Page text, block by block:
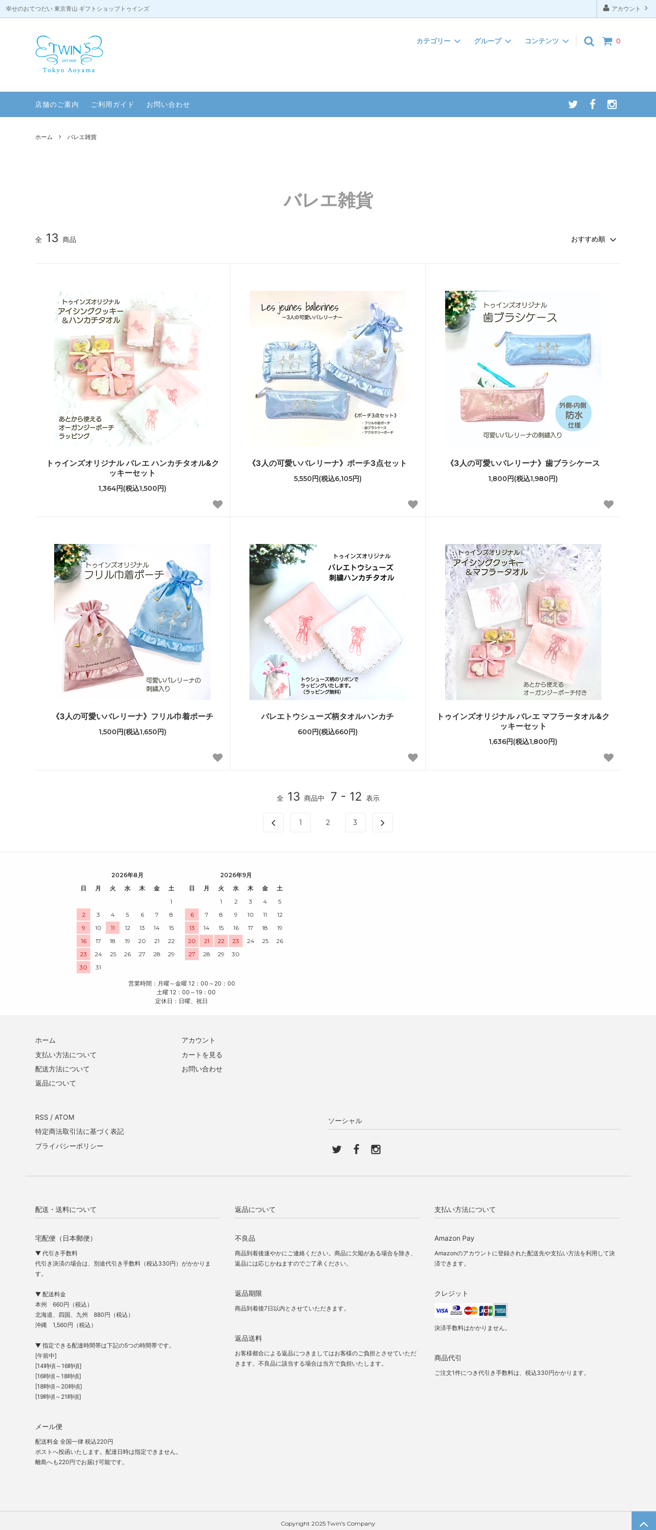
アカウント
幸せのおてつだい 東京青山 ギフトショップトゥインズ
0
カテゴリー
タオルケーキ
ペットグッズ ファッション雑貨 ウエディング インテリア・タオル
デジタル絵画
グループ
天使のコスチューム
パーティー 内祝い バースデー ほんの気持ち
ティータイム
コンテンツ
店舗のご案内
店舗のご案内 ご利用ガイド お問い合わせ
ホーム バレエ雑貨
バレエ雑貨
全 13 商品
トゥインズオリジナル バレエ ハンカチタオル&ク
ッキーセット
1,364円(税込1,500円)
《3人の可愛いバレリーナ》ポーチ3点セット
5,550円(税込6,105円)
《3人の可愛いバレリーナ》歯ブラシケース
1,800円(税込1,980円)
《3人の可愛いバレリーナ》フリル巾着ポーチ
1,500円(税込1,650円)
バレエトウシューズ柄タオルハンカチ
600円(税込660円)
トゥインズオリジナル バレエ マフラータオル&ク
ッキーセット
1,636円(税込1,800円)
全 13 商品中 7 - 12 表示
1 2 3
2026年8月
日
月 火 水 木 金
土
1
2
3 4 5 6 7
8
9
10 11 12 13 14
15
16
17 18 19 20 21
22
23
24 25 26 27 28
29
30
31
2026年9月
日
月 火 水 木 金
土
1
2 3 4
5
6
7 8 9 10 11
12
13
14 15 16 17 18
19
20
21 22 23 24 25
26
27
28 29 30
営業時間：月曜～金曜 12：00～20：00
土曜 12：00～19：00
定休日：日曜、祝日
ホーム
支払い方法について
配送方法について
返品について
アカウント
カートを見る
お問い合わせ
ソーシャル
RSS / ATOM
特定商法取引法に基づく表記
プライバシーポリシー
配送・送料について
宅配便（日本郵便）
▼ 代引き手数料
代引き決済の場合は、別途代引き手数料（税込330円）がかかりま
す。
▼ 配送料金
本州 660円（税込）
北海道、四国、九州 880円（税込）
沖縄 1,560円（税込）
▼ 指定できる配達時間帯は下記の5つの時間帯です。
[午前中]
[14時頃～16時頃]
[16時頃～18時頃]
[18時頃～20時頃]
[19時頃～21時頃]
メール便
配送料金 全国一律 税込220円
ポストへ投函いたします。配達日時は指定できません。
離島へも220円でお届け可能です。
返品について
不良品
商品到着後速やかにご連絡ください。商品に欠陥がある場合を除き、
返品には応じかねますのでご了承ください。
返品期限
商品到着後7日以内とさせていただきます。
返品送料
お客様都合による返品につきましてはお客様のご負担とさせていただ
きます。不良品に該当する場合は当方で負担いたします。
支払い方法について
Amazon Pay
Amazonのアカウントに登録された配送先や支払い方法を利用して決
済できます。
クレジット
決済手数料はかかりません。
商品代引
ご注文1件につき代引き手数料は、税込330円かかります。
Copyright 2025 Twin's Company